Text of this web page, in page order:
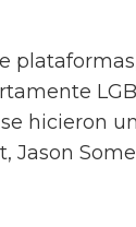
hicieron
Jason